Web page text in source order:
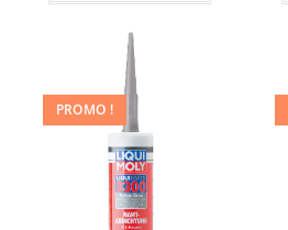
PROMO !